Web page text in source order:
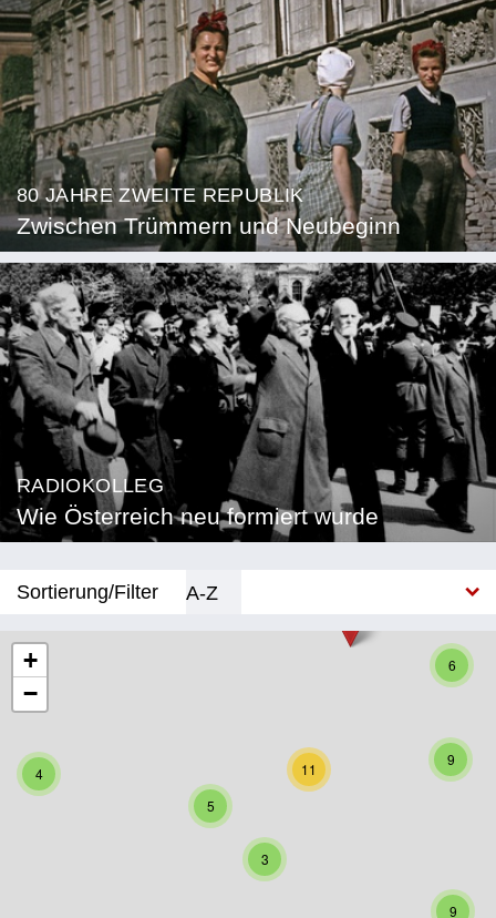
80 JAHRE ZWEITE REPUBLIK
Zwischen Trümmern und Neubeginn
RADIOKOLLEG
Wie Österreich neu formiert wurde
Sortierung/Filter
A-Z
Kärnten
Niederösterreich
Oberösterreich
5
6
3
9
9
11
4
+
−